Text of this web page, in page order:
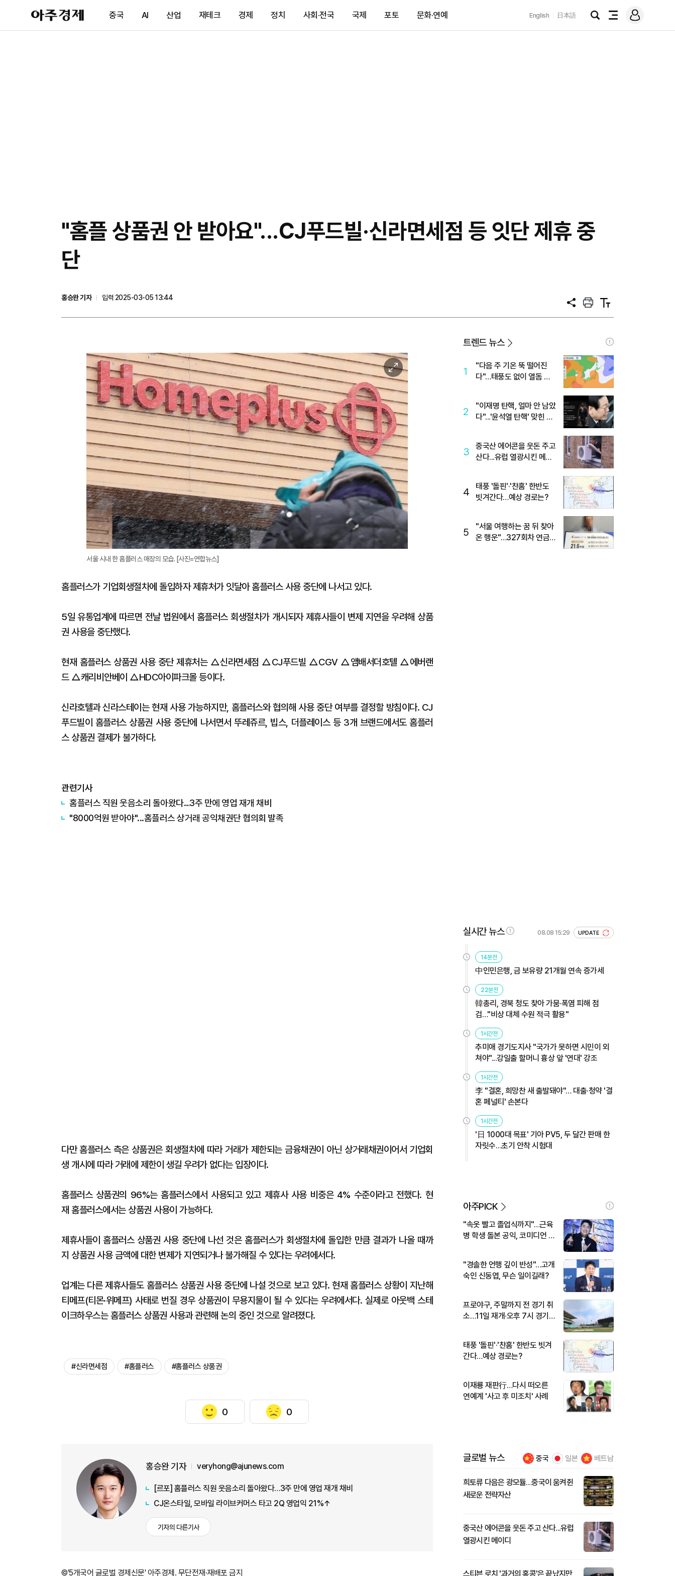
아
주
제
중국 AI 산업 재테크 경제 정치 사회·전국 국제 포토 문화·연예 English 日本語
검
전
메
그
"홈플 상품권 안 받아요"...CJ푸드빌·신라면세점 등 잇단 제휴 중
단
홍승완 기자
입력 2025-03-05 13:44
공
프
트
텍
트
이
미
지
확
대
서울 시내 한 홈플러스 매장의 모습. [사진=연합뉴스]
홈플러스가 기업회생절차에 돌입하자 제휴처가 잇달아 홈플러스 사용 중단에 나서고 있다.
5일 유통업계에 따르면 전날 법원에서 홈플러스 회생절차가 개시되자 제휴사들이 변제 지연을 우려해 상품
권 사용을 중단했다.
현재 홈플러스 상품권 사용 중단 제휴처는 △신라면세점 △CJ푸드빌 △CGV △앰배서더호텔 △에버랜
드 △캐리비안베이 △HDC아이파크몰 등이다.
신라호텔과 신라스테이는 현재 사용 가능하지만, 홈플러스와 협의해 사용 중단 여부를 결정할 방침이다. CJ
푸드빌이 홈플러스 상품권 사용 중단에 나서면서 뚜레쥬르, 빕스, 더플레이스 등 3개 브랜드에서도 홈플러
스 상품권 결제가 불가하다.
관련기사
홈플러스 직원 웃음소리 돌아왔다…3주 만에 영업 재개 채비
"8000억원 받아야"...홈플러스 상거래 공익채권단 협의회 발족
다만 홈플러스 측은 상품권은 회생절차에 따라 거래가 제한되는 금융채권이 아닌 상거래채권이어서 기업회
생 개시에 따라 거래에 제한이 생길 우려가 없다는 입장이다.
홈플러스 상품권의 96%는 홈플러스에서 사용되고 있고 제휴사 사용 비중은 4% 수준이라고 전했다. 현
재 홈플러스에서는 상품권 사용이 가능하다.
제휴사들이 홈플러스 상품권 사용 중단에 나선 것은 홈플러스가 회생절차에 돌입한 만큼 결과가 나올 때까
지 상품권 사용 금액에 대한 변제가 지연되거나 불가해질 수 있다는 우려에서다.
업계는 다른 제휴사들도 홈플러스 상품권 사용 중단에 나설 것으로 보고 있다. 현재 홈플러스 상황이 지난해
티메프(티몬·위메프) 사태로 번질 경우 상품권이 무용지물이 될 수 있다는 우려에서다. 실제로 아웃백 스테
이크하우스는 홈플러스 상품권 사용과 관련해 논의 중인 것으로 알려졌다.
#신라면세점 #홈플러스 #홈플러스 상품권
0 0
홍승완 기자 veryhong@ajunews.com
[르포] 홈플러스 직원 웃음소리 돌아왔다…3주 만에 영업 재개 채비
CJ온스타일, 모바일 라이브커머스 타고 2Q 영업익 21%↑
기자의 다른기사
©'5개국어 글로벌 경제신문' 아주경제. 무단전재·재배포 금지
트렌드 뉴스
1
"다음 주 기온 뚝 떨어진
다"…태풍도 없이 열돔 박
2
"이재명 탄핵, 얼마 안 남았
다"...'윤석열 탄핵' 맞힌 무
3
중국산 에어콘을 웃돈 주고
산다...유럽 열광시킨 메이
4
태풍 '돌핀'·'찬홈' 한반도
빗겨간다…예상 경로는?
5
"서울 여행하는 꿈 뒤 찾아
온 행운"…327회차 연금
실시간 뉴스 08.08 15:29 UPDATE
14분전
中인민은행, 금 보유량 21개월 연속 증가세
22분전
韓총리, 경북 청도 찾아 가뭄·폭염 피해 점
검…"비상 대체 수원 적극 활용"
1시간전
추미애 경기도지사 "국가가 못하면 시민이 외
쳐야"...강일출 할머니 흉상 앞 '연대' 강조
1시간전
李 "결혼, 희망찬 새 출발돼야"… 대출·청약 '결
혼 페널티' 손본다
1시간전
'日 1000대 목표' 기아 PV5, 두 달간 판매 한
자릿수…초기 안착 시험대
아주PICK
"속옷 빨고 졸업식까지"…근육
병 학생 돌본 공익, 코미디언 김
"경솔한 언행 깊이 반성"…고개
숙인 신동엽, 무슨 일이길래?
프로야구, 주말까지 전 경기 취
소…11일 재개·오후 7시 경기
태풍 '돌핀'·'찬홈' 한반도 빗겨
간다…예상 경로는?
이재룡 재판行…다시 떠오른
연예계 '사고 후 미조치' 사례
글로벌 뉴스 중국 일본 베트남
희토류 다음은 광모듈…중국이 움켜쥔
새로운 전략자산
중국산 에어콘을 웃돈 주고 산다...유럽
열광시킨 메이디
스티븐 로치 '과거의 홍콩'은 끝났지만